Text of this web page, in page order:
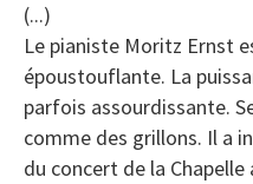
(...)
Le pianiste Moritz Ernst
époustouflante. La
parfois assourdissante.
comme des grillons. Il a
du concert de la